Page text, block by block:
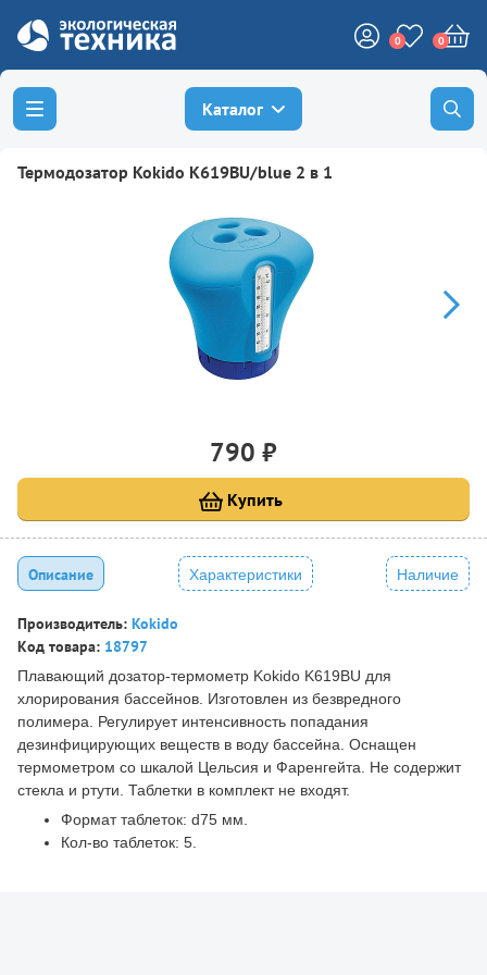
0 0
Каталог
Термодозатор Kokido K619BU/blue 2 в 1
790 ₽
Купить
Описание Характеристики Наличие
Производитель: Kokido
Код товара: 18797
Плавающий дозатор-термометр Kokido K619BU для
хлорирования бассейнов. Изготовлен из безвредного
полимера. Регулирует интенсивность попадания
дезинфицирующих веществ в воду бассейна. Оснащен
термометром со шкалой Цельсия и Фаренгейта. Не содержит
стекла и ртути. Таблетки в комплект не входят.
Формат таблеток: d75 мм.
Кол-во таблеток: 5.